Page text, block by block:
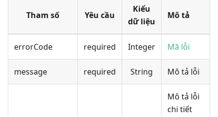
Tham số Yêu cầu
Kiểu
dữ liệu
Mô tả
errorCode required Integer Mã lỗi
message required String Mô tả lỗi
Mô tả lỗi
chi tiết